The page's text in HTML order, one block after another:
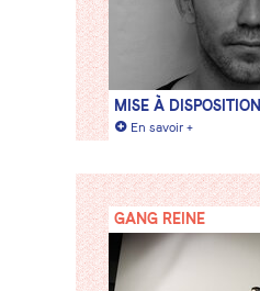
MISE À DISPOSITION
+ En savoir +
GANG REINE